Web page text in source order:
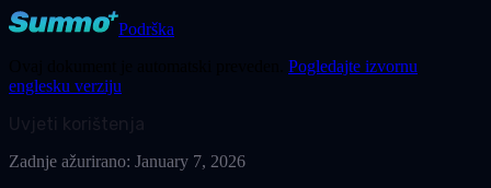
Podrška
Pogledajte izvornu
englesku verziju
Uvjeti korištenja
Zadnje ažurirano: January 7, 2026